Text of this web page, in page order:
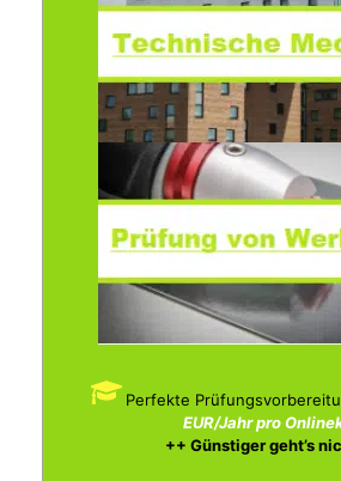
Perfekte
EUR/Jahr pro
++ Günstiger geht’s